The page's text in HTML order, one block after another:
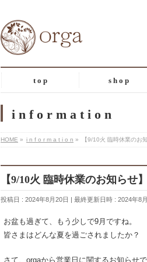
t o p s h o p
i n f o r m a t i o n
HOME » i n f o r m a t i o n » 【9/10火 臨時休業のお
【9/10火 臨時休業のお知らせ】
投稿日 : 2024年8月20日 最終更新日時 : 2024年8
お盆も過ぎて、もう少しで9月ですね。
皆さまはどんな夏を過ごされましたか？
さて、orgaから営業日に関するお知らせで